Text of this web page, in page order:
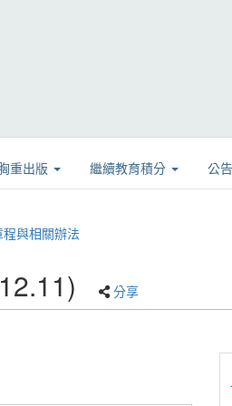
重出版 繼續教育積分 公
與相關辦法
分享